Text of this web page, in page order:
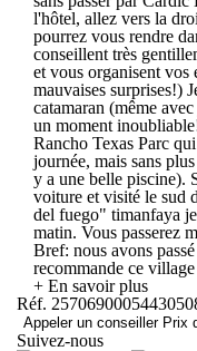
l'hôtel, allez vers la
pourrez vous rendre
conseillent très
et vous organisent vos
mauvaises surprises!)
catamaran (même
un moment
Rancho Texas Parc
journée, mais sans
y a une belle piscine).
voiture et visité le sud
del fuego" timanfaya
matin. Vous passerez
Bref: nous avons
recommande ce
+ En savoir plus
Réf.
Appeler un conseiller Prix
Suivez-nous